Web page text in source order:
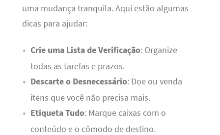
uma mudança tranquila. Aqui estão algumas
dicas para ajudar:
Crie uma Lista de Verificação: Organize
todas as tarefas e prazos.
Descarte o Desnecessário: Doe ou venda
itens que você não precisa mais.
Etiqueta Tudo: Marque caixas com o
conteúdo e o cômodo de destino.